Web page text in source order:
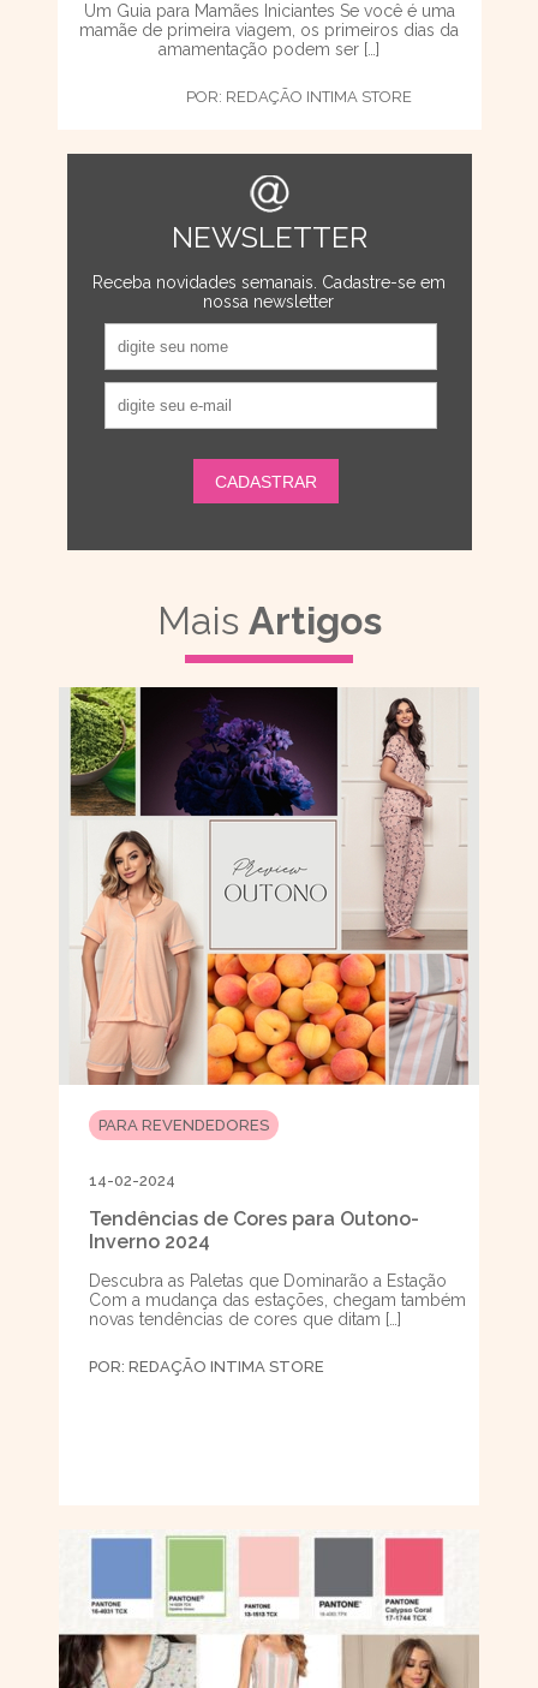
Um Guia para Mamães Iniciantes Se você é uma
mamãe de primeira viagem, os primeiros dias da
amamentação podem ser […]
POR: REDAÇÃO INTIMA STORE
NEWSLETTER
Receba novidades semanais. Cadastre-se em
nossa newsletter
Mais Artigos
PARA REVENDEDORES
14-02-2024
Tendências de Cores para Outono-
Inverno 2024
Descubra as Paletas que Dominarão a Estação
Com a mudança das estações, chegam também
novas tendências de cores que ditam […]
POR: REDAÇÃO INTIMA STORE